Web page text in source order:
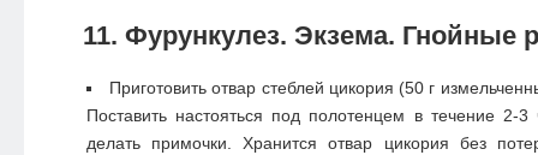
11. Фурункулез. Экзема. Гнойные
Приготовить отвар стеблей цикория (50 г
Поставить настояться под полотенцем в течение 2-
делать примочки. Хранится отвар цикория без